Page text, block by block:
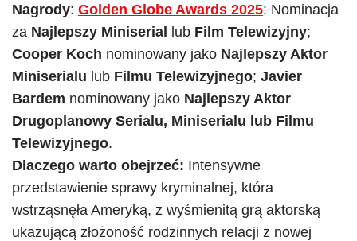
Nagrody: Golden Globe Awards 2025: Nominacja
za Najlepszy Miniserial lub Film Telewizyjny;
Cooper Koch nominowany jako Najlepszy Aktor
Miniserialu lub Filmu Telewizyjnego; Javier
Bardem nominowany jako Najlepszy Aktor
Drugoplanowy Serialu, Miniserialu lub Filmu
Telewizyjnego.
Dlaczego warto obejrzeć: Intensywne
przedstawienie sprawy kryminalnej, która
wstrząsnęła Ameryką, z wyśmienitą grą aktorską
ukazującą złożoność rodzinnych relacji z nowej